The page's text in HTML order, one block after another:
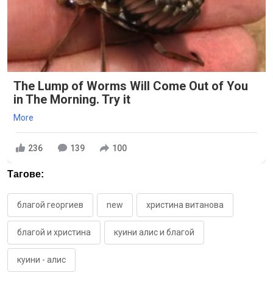
The Lump of Worms Will Come Out of You
in The Morning. Try it
More
236 139 100
Тагове:
благой георгиев new христина витанова
благой и христина куини алис и благой
куини - алис